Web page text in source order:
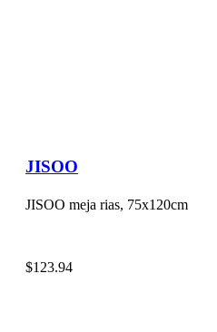
JISOO
JISOO meja rias, 75x120cm
$123.94